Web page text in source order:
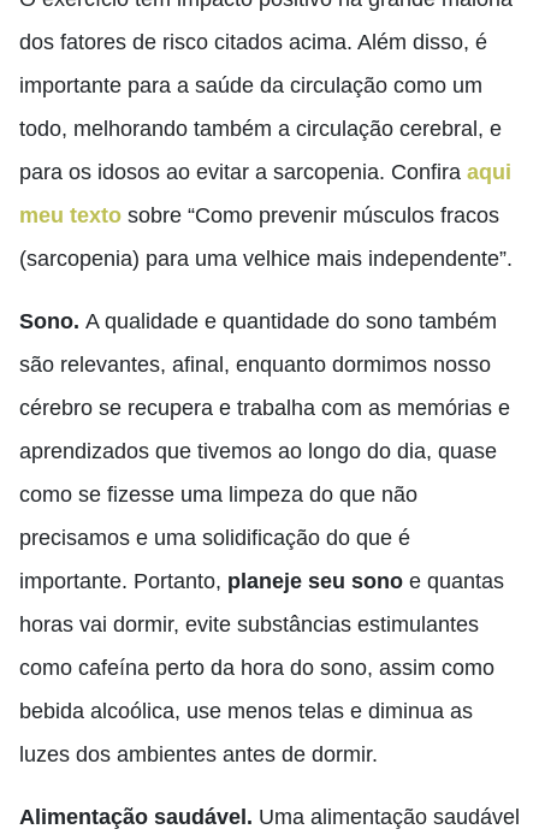
dos fatores de risco citados acima. Além disso, é
importante para a saúde da circulação como um
todo, melhorando também a circulação cerebral, e
para os idosos ao evitar a sarcopenia. Confira aqui
meu texto sobre “Como prevenir músculos fracos
(sarcopenia) para uma velhice mais independente”.
Sono. A qualidade e quantidade do sono também
são relevantes, afinal, enquanto dormimos nosso
cérebro se recupera e trabalha com as memórias e
aprendizados que tivemos ao longo do dia, quase
como se fizesse uma limpeza do que não
precisamos e uma solidificação do que é
importante. Portanto, planeje seu sono e quantas
horas vai dormir, evite substâncias estimulantes
como cafeína perto da hora do sono, assim como
bebida alcoólica, use menos telas e diminua as
luzes dos ambientes antes de dormir.
Alimentação saudável. Uma alimentação saudável